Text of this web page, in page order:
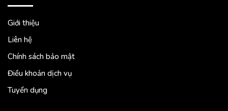
Giới thiệu
Liên hệ
Chính sách bảo mật
Điều khoản dịch vụ
Tuyển dụng